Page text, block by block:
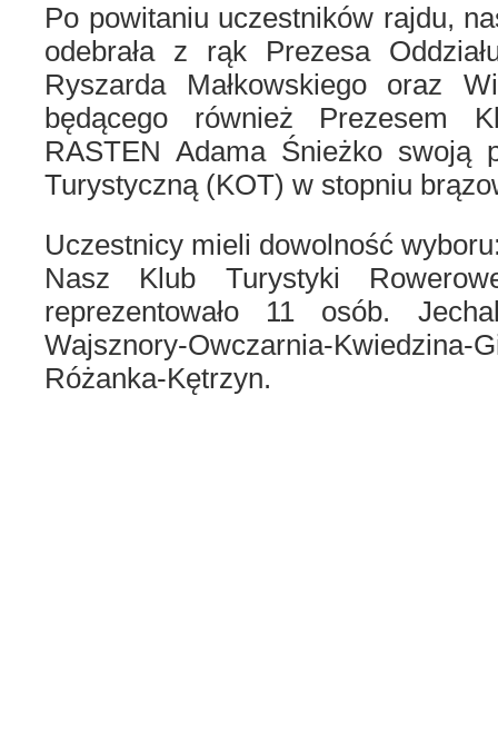
Po powitaniu uczestników rajdu,
odebrała z rąk Prezesa
Ryszarda Małkowskiego oraz
będącego również Prezesem
RASTEN Adama Śnieżko swoją
Turystyczną (KOT) w stopniu
Uczestnicy mieli dowolność
Nasz Klub Turystyki
reprezentowało 11 osób.
Wajsznory-Owczarnia-Kwiedzina-
Różanka-Kętrzyn.